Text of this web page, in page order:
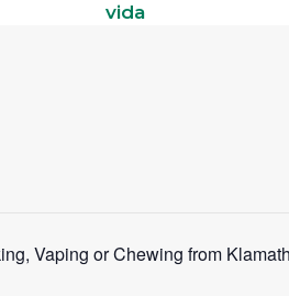
vida
Vaping or Chewing from